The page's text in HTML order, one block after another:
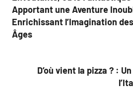
l’article
Apportant une Aventure
Enrichissant l’Imagination
Âges
D’où vient la pizza ? :